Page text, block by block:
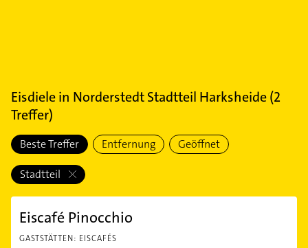
Eisdielein Norderstedt Stadtteil Harksheide(2
Treffer)
Beste Treffer Entfernung Geöffnet
Stadtteil
Eiscafé Pinocchio
GASTSTÄTTEN: EISCAFÉS